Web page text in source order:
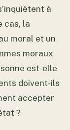
à
cas, la
moral et un
moraux
est-elle
doivent-ils
accepter
?